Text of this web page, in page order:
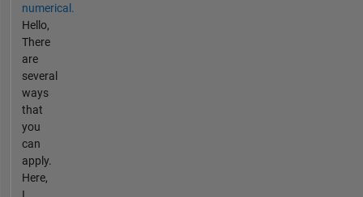
numerical.
Hello,
There
are
several
ways
that
you
can
apply.
Here,
I